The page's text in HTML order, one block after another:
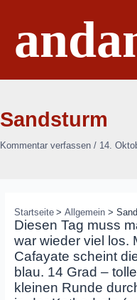
springen
Sandsturm
Kommentar verfassen / 14.
Startseite Allgemein
Diesen Tag muss
war wieder viel los.
Cafayate scheint
blau. 14 Grad –
kleinen Runde